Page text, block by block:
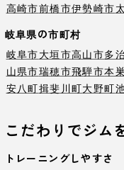
高崎市前橋市伊勢崎市
岐阜県の市町村
岐阜市大垣市高山市多
山県市瑞穂市飛騨市本
安八町揖斐川町大野町
こだわりでジム
トレーニングしやすさ